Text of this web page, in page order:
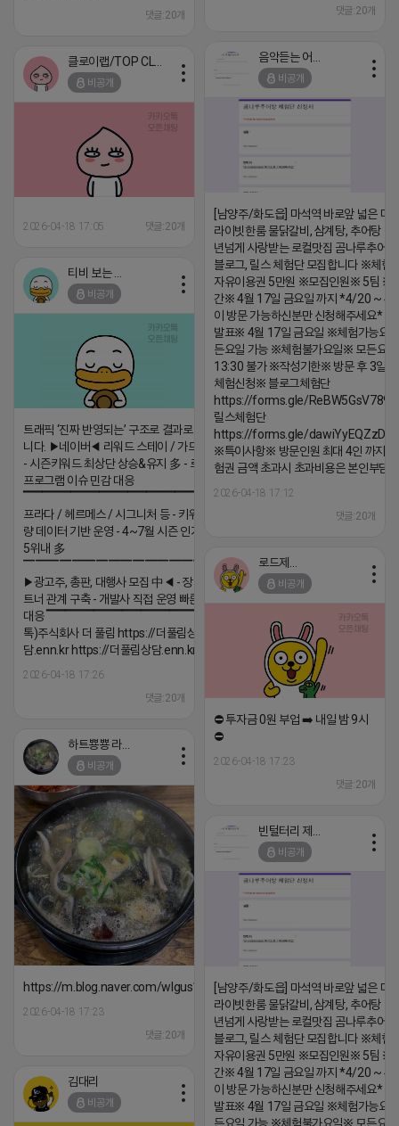
댓글:20개
댓글:20개
비공개
[남양주/화도읍] 마석역 바로앞 넓은 매
라이빗한룸 물닭갈비, 삼계탕, 추어탕 맛
년넘게 사랑받는 로컬맛집 곰나루추어
블로그, 릴스 체험단 모집합니다 ※체험
자유이용권 5만원 ※모집인원※ 5팀 ※
간※ 4월 17일 금요일 까지 *4/20 ~ 4/
이 방문 가능하신분만 신청해주세요* ※
발표※ 4월 17일 금요일 ※체험가능요
든요일 가능 ※체험불가요일※ 모든요
13:30 불가 ※작성기한※ 방문 후 3일
체험신청※ 블로그체험단
https://forms.gle/
릴스체험단
https://forms.gle/
※특이사항※ 방문인원 최대 4인 까지
험권 금액 초과시 초과비용은 본인부담
2026-04-18 17:12
댓글:20개
비공개
2026-04-18 17:05 댓글:20개
비공개
트래픽 ‘진짜 반영되는’ 구조로 결과로 보여드립
니다. ▶네이버◀ 리워드 스테이 / 가드 / 자몽 등
- 시즌키워드 최상단 상승&유지 多 - 로직변화,
프로그램 이슈 민감 대응
▔▔▔▔▔▔▔▔▔▔▔▔▔▔▔▔▔▔ ▶쿠팡◀
프라다 / 헤르메스 / 시그니처 등 - 키워드 검색
량 데이터 기반 운영 - 4~7월 시즌 인기 키워드
5위내 多
▔▔▔▔▔▔▔▔▔▔▔▔▔▔▔▔▔▔
▶광고주, 총판, 대행사 모집 中◀ - 장기 협업 파
트너 관계 구축 - 개발사 직접 운영 빠른 피드백
대응 ▔▔▔▔▔▔▔▔▔▔▔▔▔▔▔▔▔▔ (카
톡)주식회사 더 풀림 https://더풀림상
담.enn.kr https://더풀림상담.enn.kr
2026-04-18 17:26
댓글:20개
비공개
⛔️ 투자금 0원 부업 ➡️ 내일 밤 9시
⛔️
2026-04-18 17:23
댓글:20개
하트뿅뿅 라이언
비공개
https://m.blog.naver.com/wlgus1647/224253846149
2026-04-18 17:23
댓글:20개
비공개
[남양주/화도읍] 마석역 바로앞 넓은 매
라이빗한룸 물닭갈비, 삼계탕, 추어탕 맛
년넘게 사랑받는 로컬맛집 곰나루추어
블로그, 릴스 체험단 모집합니다 ※체험
자유이용권 5만원 ※모집인원※ 5팀 ※
간※ 4월 17일 금요일 까지 *4/20 ~ 4/
이 방문 가능하신분만 신청해주세요* ※
발표※ 4월 17일 금요일 ※체험가능요
김대리
비공개